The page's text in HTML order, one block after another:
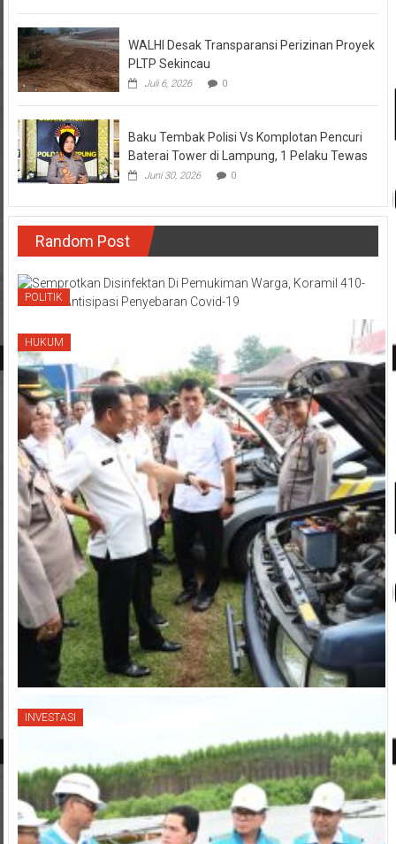
WALHI Desak Transparansi Perizinan Proyek
PLTP Sekincau
Juli 6, 2026 0
Baku Tembak Polisi Vs Komplotan Pencuri
Baterai Tower di Lampung, 1 Pelaku Tewas
Juni 30, 2026 0
Random Post
POLITIK
HUKUM
INVESTASI